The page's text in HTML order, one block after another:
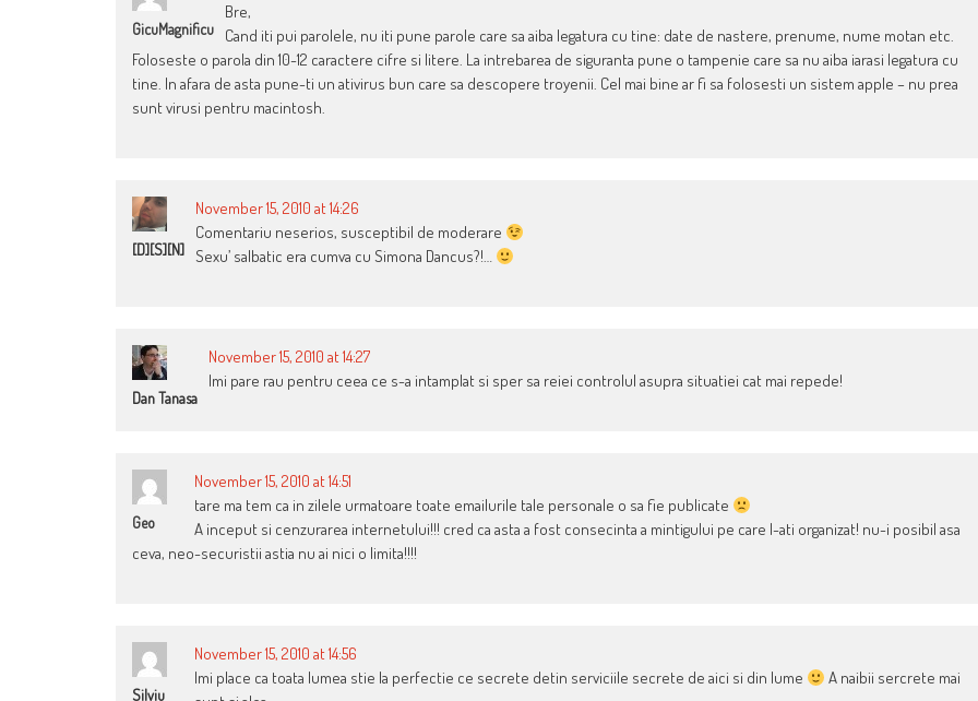
GicuMagnificu
Bre,
Cand iti pui parolele, nu iti pune parole care sa aiba legatura cu tine: date de nastere, prenume, nume motan etc.
Foloseste o parola din 10-12 caractere cifre si litere. La intrebarea de siguranta pune o tampenie care sa nu aiba iarasi legatura cu
tine. In afara de asta pune-ti un ativirus bun care sa descopere troyenii. Cel mai bine ar fi sa folosesti un sistem apple – nu prea
sunt virusi pentru macintosh.
[D][S][N]
November 15, 2010 at 14:26
Comentariu neserios, susceptibil de moderare
Sexu’ salbatic era cumva cu Simona Dancus?!…
Dan Tanasa
November 15, 2010 at 14:27
Imi pare rau pentru ceea ce s-a intamplat si sper sa reiei controlul asupra situatiei cat mai repede!
Geo
November 15, 2010 at 14:51
tare ma tem ca in zilele urmatoare toate emailurile tale personale o sa fie publicate
A inceput si cenzurarea internetului!!! cred ca asta a fost consecinta a mintigului pe care l-ati organizat! nu-i posibil asa
ceva, neo-securistii astia nu ai nici o limita!!!!
Silviu
November 15, 2010 at 14:56
Imi place ca toata lumea stie la perfectie ce secrete detin serviciile secrete de aici si din lume
A naibii sercrete mai